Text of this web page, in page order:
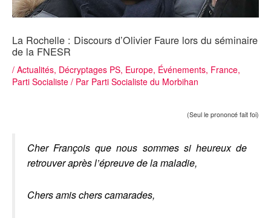
La Rochelle : Discours d’Olivier Faure lors du séminaire
de la FNESR
/ Actualités, Décryptages PS, Europe, Événements, France,
Parti Socialiste / Par Parti Socialiste du Morbihan
(Seul le prononcé fait foi)
Cher François que nous sommes si heureux de
retrouver après l’épreuve de la maladie,
Chers amis chers camarades,